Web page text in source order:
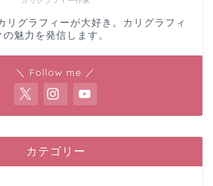
リグラフィーが大好き。カリグラフィ
魅力を発信します。
＼ Follow me ／
カテゴリー